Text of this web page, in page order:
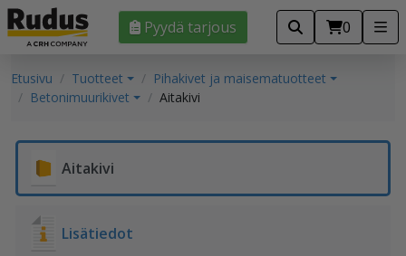
Pyydä tarjous 0
Etusivu Tuotteet
Pihakivet ja maisematuotteet
Betonimuurikivet
Aitakivi
Aitakivi
Lisätiedot